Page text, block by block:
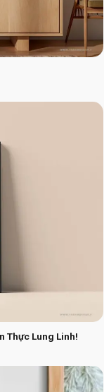
Thực Lung Linh!